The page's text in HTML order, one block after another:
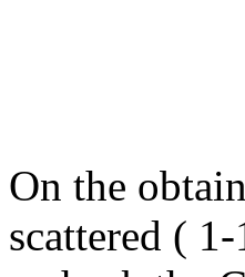
On the
scattered (